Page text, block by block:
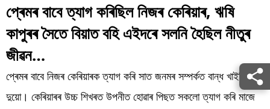
মনোৰঞ্জন
ব্যৱসায়
শিক্ষা
খেল
প্ৰেমৰ বাবে ত্যাগ কৰিছিল নিজৰ কেৰিয়াৰ, ঋষি
কাপুৰৰ সৈতে বিয়াত বহি এইদৰে সলনি হৈছিল নীতুৰ
জীৱন…
প্ৰেমৰ বাবে নিজৰ কেৰিয়াৰক ত্যাগ কৰি সাত জনমৰ সম্পৰ্কত বান্ধ খাইছিল
দুয়ো। কেৰিয়াৰৰ উচ্চ শিখৰত উপনীত হোৱাৰ পিছত সকলো ত্যাগ কৰি মাজে